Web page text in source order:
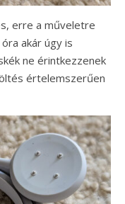
erre a műveletre
akár úgy is
ne érintkezzenek
értelemszerűen